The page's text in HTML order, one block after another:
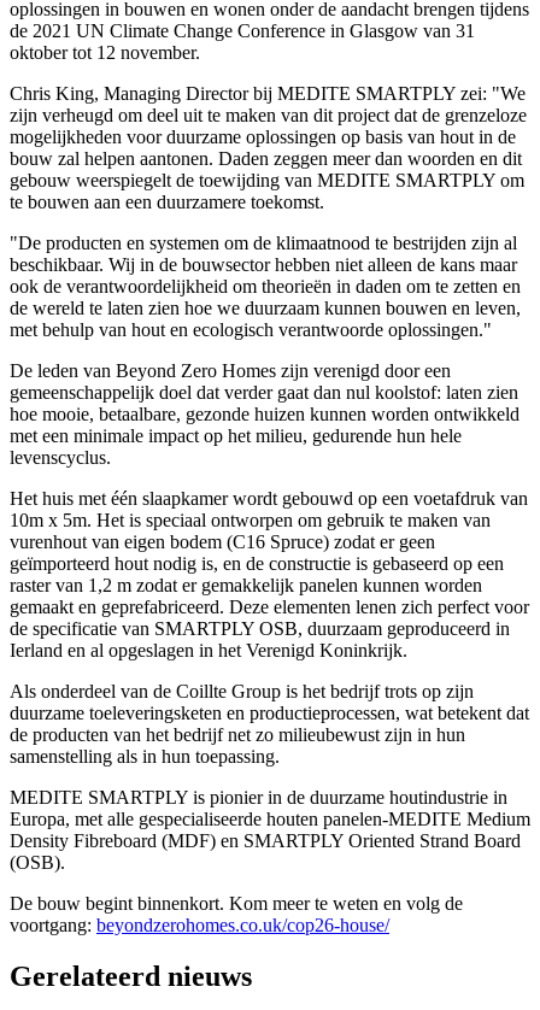
oplossingen in bouwen en wonen onder de aandacht brengen tijdens
de 2021 UN Climate Change Conference in Glasgow van 31
oktober tot 12 november.
Chris King, Managing Director bij MEDITE SMARTPLY zei: "We
zijn verheugd om deel uit te maken van dit project dat de grenzeloze
mogelijkheden voor duurzame oplossingen op basis van hout in de
bouw zal helpen aantonen. Daden zeggen meer dan woorden en dit
gebouw weerspiegelt de toewijding van MEDITE SMARTPLY om
te bouwen aan een duurzamere toekomst.
"De producten en systemen om de klimaatnood te bestrijden zijn al
beschikbaar. Wij in de bouwsector hebben niet alleen de kans maar
ook de verantwoordelijkheid om theorieën in daden om te zetten en
de wereld te laten zien hoe we duurzaam kunnen bouwen en leven,
met behulp van hout en ecologisch verantwoorde oplossingen."
De leden van Beyond Zero Homes zijn verenigd door een
gemeenschappelijk doel dat verder gaat dan nul koolstof: laten zien
hoe mooie, betaalbare, gezonde huizen kunnen worden ontwikkeld
met een minimale impact op het milieu, gedurende hun hele
levenscyclus.
Het huis met één slaapkamer wordt gebouwd op een voetafdruk van
10m x 5m. Het is speciaal ontworpen om gebruik te maken van
vurenhout van eigen bodem (C16 Spruce) zodat er geen
geïmporteerd hout nodig is, en de constructie is gebaseerd op een
raster van 1,2 m zodat er gemakkelijk panelen kunnen worden
gemaakt en geprefabriceerd. Deze elementen lenen zich perfect voor
de specificatie van SMARTPLY OSB, duurzaam geproduceerd in
Ierland en al opgeslagen in het Verenigd Koninkrijk.
Als onderdeel van de Coillte Group is het bedrijf trots op zijn
duurzame toeleveringsketen en productieprocessen, wat betekent dat
de producten van het bedrijf net zo milieubewust zijn in hun
samenstelling als in hun toepassing.
MEDITE SMARTPLY is pionier in de duurzame houtindustrie in
Europa, met alle gespecialiseerde houten panelen-MEDITE Medium
Density Fibreboard (MDF) en SMARTPLY Oriented Strand Board
(OSB).
De bouw begint binnenkort. Kom meer te weten en volg de
voortgang: beyondzerohomes.co.uk/cop26-house/
Gerelateerd nieuws